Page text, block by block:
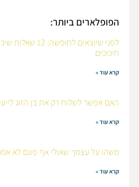
הפופלארים ביותר:
לפני שיוצאים
חיכוכים
קרא עוד »
האם אפשר לשלוח רק את בן הזוג
קרא עוד »
משהו על עצמך שאולי אף פעם לא
קרא עוד »